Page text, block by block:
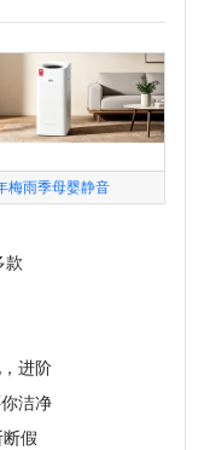
梅雨季母婴静音
款
进阶
洁净
假